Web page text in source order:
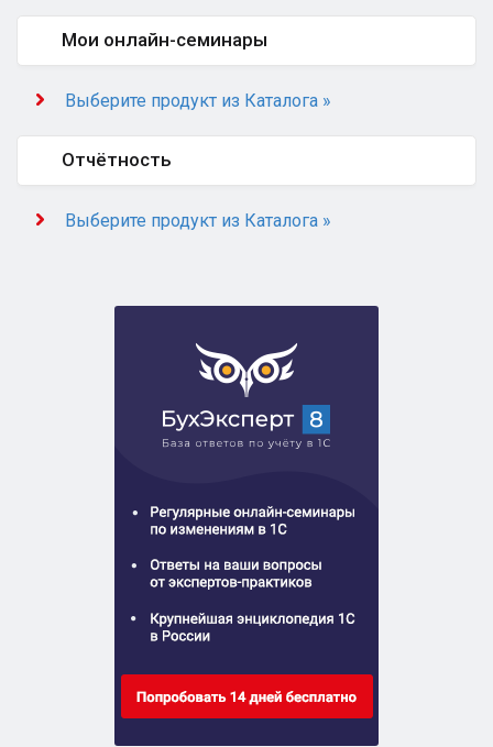
Мои онлайн-семинары
Выберите продукт из Каталога »
Отчётность
Выберите продукт из Каталога »